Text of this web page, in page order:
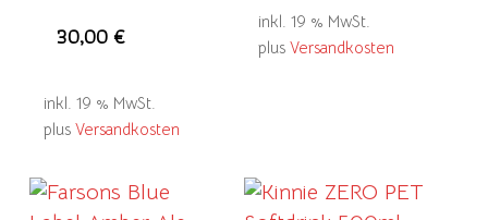
30,00€
inkl. 19 % MwSt.
plus Versandkosten
inkl. 19 % MwSt.
plus Versandkosten